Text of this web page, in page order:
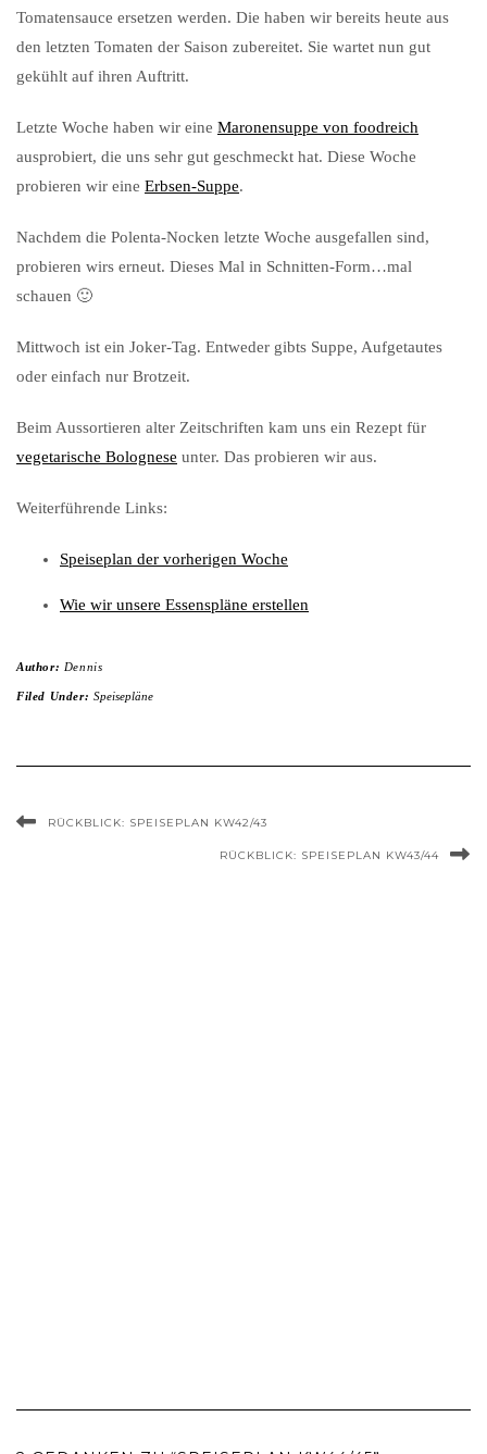
Tomatensauce ersetzen werden. Die haben wir bereits heute aus
den letzten Tomaten der Saison zubereitet. Sie wartet nun gut
gekühlt auf ihren Auftritt.
Letzte Woche haben wir eine Maronensuppe von foodreich
ausprobiert, die uns sehr gut geschmeckt hat. Diese Woche
probieren wir eine Erbsen-Suppe.
Nachdem die Polenta-Nocken letzte Woche ausgefallen sind,
probieren wirs erneut. Dieses Mal in Schnitten-Form…mal
schauen 🙂
Mittwoch ist ein Joker-Tag. Entweder gibts Suppe, Aufgetautes
oder einfach nur Brotzeit.
Beim Aussortieren alter Zeitschriften kam uns ein Rezept für
vegetarische Bolognese unter. Das probieren wir aus.
Weiterführende Links:
Speiseplan der vorherigen Woche
Wie wir unsere Essenspläne erstellen
Author: Dennis
Filed Under: Speisepläne
RÜCKBLICK: SPEISEPLAN KW42/43
RÜCKBLICK: SPEISEPLAN KW43/44